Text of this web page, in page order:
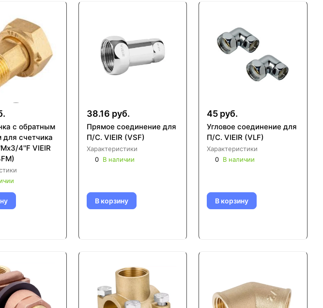
с обратным
для счетчика
4''F VIEIR
38.16 руб.
Прямое соединение для
П/С. VIEIR (VSF)
Характеристики
0 В наличии
В корзину
45 руб.
Угловое соединение для
П/С. VIEIR (VLF)
Характеристики
0 В наличии
В корзину